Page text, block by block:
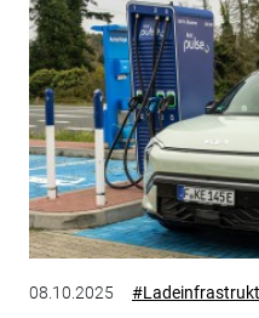
08.10.2025